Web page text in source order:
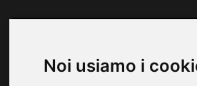
Noi usiamo i